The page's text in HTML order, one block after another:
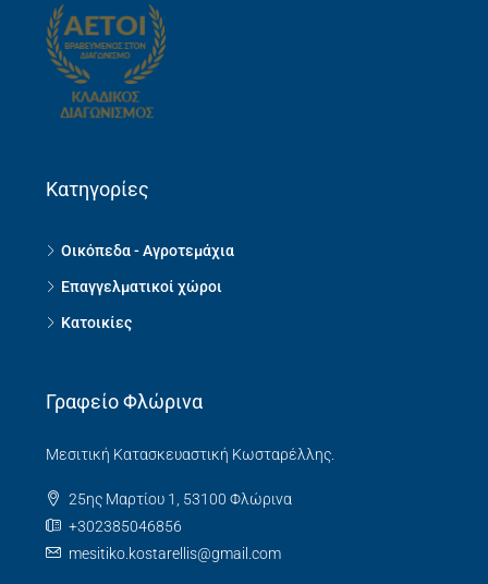
Κατηγορίες
Οικόπεδα - Αγροτεμάχια
Επαγγελματικοί χώροι
Κατοικίες
Γραφείο Φλώρινα
Μεσιτική Κατασκευαστική Κωσταρέλλης.
25ης Μαρτίου 1, 53100 Φλώρινα
+302385046856
mesitiko.kostarellis@gmail.com